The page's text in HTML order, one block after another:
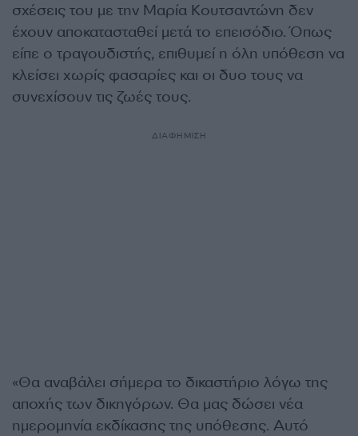
σχέσεις του με την Μαρία Κουτσαντώνη δεν
έχουν αποκατασταθεί μετά το επεισόδιο. Όπως
είπε ο τραγουδιστής, επιθυμεί η όλη υπόθεση να
κλείσει χωρίς φασαρίες και οι δυο τους να
συνεχίσουν τις ζωές τους.
ΔΙΑΦΗΜΙΣΗ
«Θα αναβάλει σήμερα το δικαστήριο λόγω της
αποχής των δικηγόρων. Θα μας δώσει νέα
ημερομηνία εκδίκασης της υπόθεσης. Αυτό